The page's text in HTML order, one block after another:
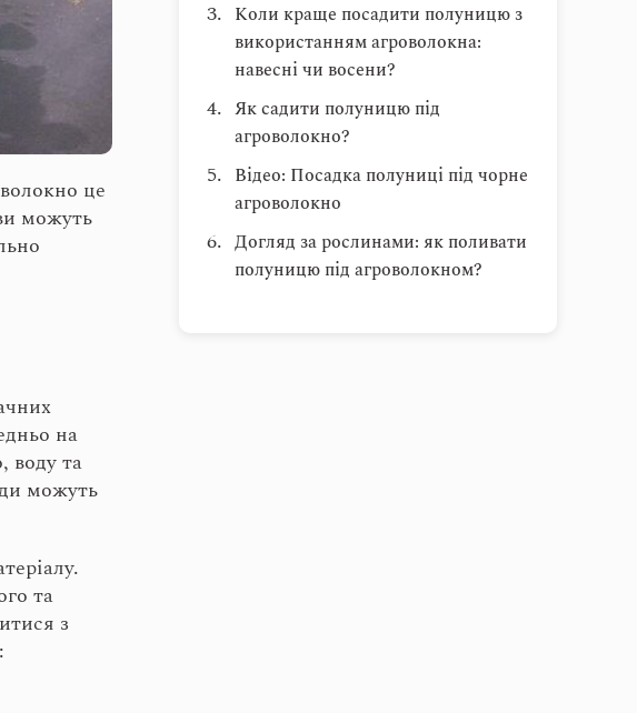
це
можуть
на
воду та
можуть
та
з
Коли краще посадити полуницю з
використанням агроволокна:
навесні чи восени?
Як садити полуницю під
агроволокно?
Відео: Посадка полуниці під чорне
агроволокно
Догляд за рослинами: як поливати
полуницю під агроволокном?